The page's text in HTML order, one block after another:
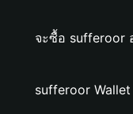
จะซื้อ sufferoor
sufferoor